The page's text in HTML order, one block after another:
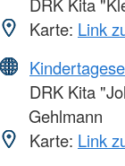
DRK Kita
Karte: Link
DRK Kita
Gehlmann
Karte: Link